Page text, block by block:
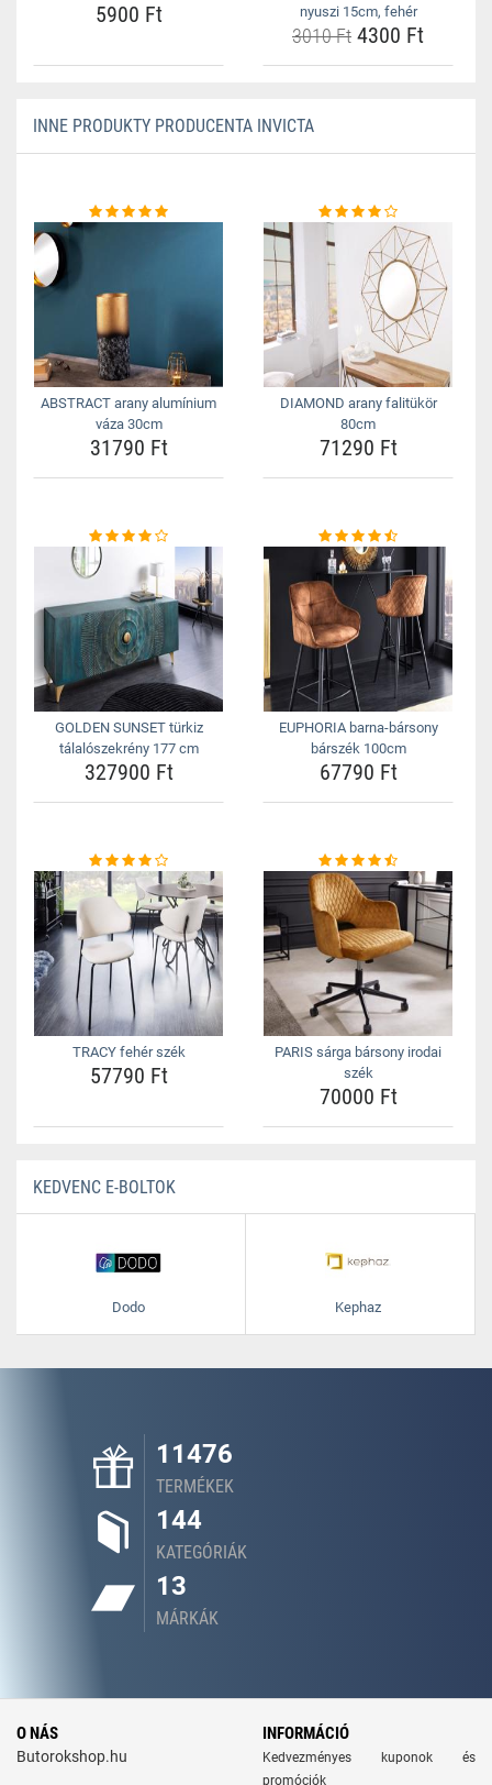
5900 Ft
nyuszi 15cm, fehér
3010 Ft 4300 Ft
INNE PRODUKTY PRODUCENTA INVICTA
ABSTRACT arany alumínium
váza 30cm
31790 Ft
DIAMOND arany falitükör
80cm
71290 Ft
GOLDEN SUNSET türkiz
tálalószekrény 177 cm
327900 Ft
EUPHORIA barna-bársony
bárszék 100cm
67790 Ft
TRACY fehér szék
57790 Ft
PARIS sárga bársony irodai
szék
70000 Ft
KEDVENC E-BOLTOK
Dodo Kephaz
11476
TERMÉKEK
144
KATEGÓRIÁK
13
MÁRKÁK
O NÁS
Butorokshop.hu
INFORMÁCIÓ
Kedvezményes kuponok és
promóciók